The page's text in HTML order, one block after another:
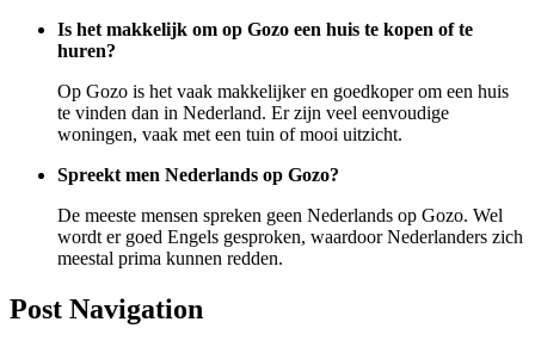
Is het makkelijk om op Gozo een huis te kopen of te
huren?
Op Gozo is het vaak makkelijker en goedkoper om een huis
te vinden dan in Nederland. Er zijn veel eenvoudige
woningen, vaak met een tuin of mooi uitzicht.
Spreekt men Nederlands op Gozo?
De meeste mensen spreken geen Nederlands op Gozo. Wel
wordt er goed Engels gesproken, waardoor Nederlanders zich
meestal prima kunnen redden.
Post Navigation